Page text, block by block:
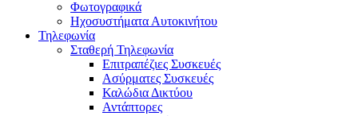
Φωτογραφικά
Ηχοσυστήματα Αυτοκινήτου
Τηλεφωνία
Σταθερή Τηλεφωνία
Επιτραπέζιες Συσκευές
Ασύρματες Συσκευές
Καλώδια Δικτύου
Αντάπτορες